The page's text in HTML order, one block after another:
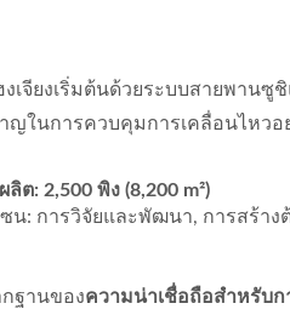
เจียงเริ่มต้นด้วยระบบสายพาน
ญในการควบคุมการเคลื่อนไหวอ
ต: 2,500 พิง (8,200 m²)
: การวิจัยและพัฒนา, การสร้าง
ฐานของความน่าเชื่อถือสำหรับก